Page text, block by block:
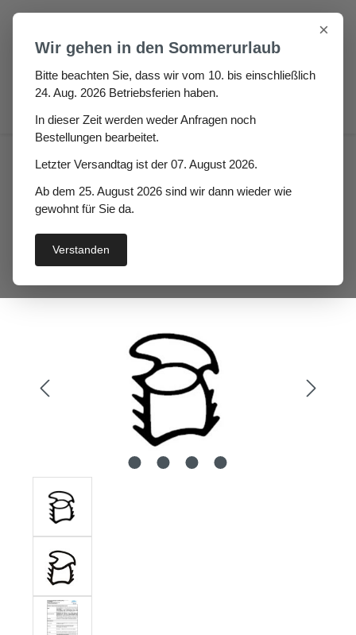
Zum Hauptinhalt springen
Haus
Fenster- / Türprofile
Stahlzargendichtung
Possiba
×
Wir gehen in den Sommerurlaub
Bitte beachten Sie, dass wir vom 10. bis einschließlich
24. Aug. 2026 Betriebsferien haben.
In dieser Zeit werden weder Anfragen noch
Bestellungen bearbeitet.
Letzter Versandtag ist der 07. August 2026.
Ab dem 25. August 2026 sind wir dann wieder wie
gewohnt für Sie da.
Verstanden